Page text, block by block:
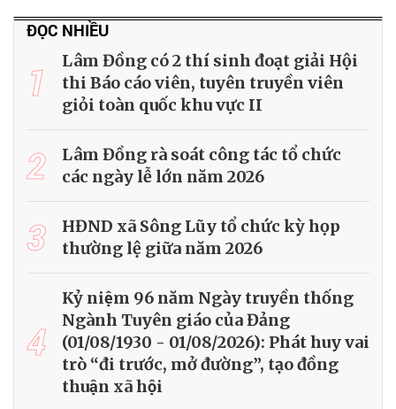
ĐỌC NHIỀU
1
Lâm Đồng có 2 thí sinh đoạt giải Hội
thi Báo cáo viên, tuyên truyền viên
giỏi toàn quốc khu vực II
2
Lâm Đồng rà soát công tác tổ chức
các ngày lễ lớn năm 2026
3
HĐND xã Sông Lũy tổ chức kỳ họp
thường lệ giữa năm 2026
4
Kỷ niệm 96 năm Ngày truyền thống
Ngành Tuyên giáo của Đảng
(01/08/1930 - 01/08/2026): Phát huy vai
trò “đi trước, mở đường”, tạo đồng
thuận xã hội